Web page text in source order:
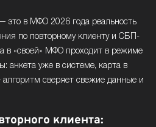
это в МФО 2026 года реальность
по повторному клиенту и СБП-
в «своей» МФО проходит в режиме
анкета уже в системе, карта в
сверяет свежие данные и
клиента: